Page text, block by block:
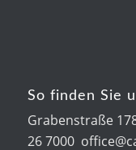
So finden Sie
Grabenstraße
26 7000